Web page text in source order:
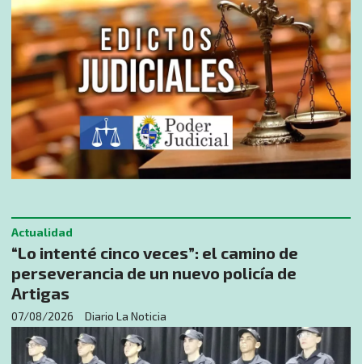
“Lo intenté cinco veces”: el camino de
perseverancia de un nuevo policía de
Artigas
Diario La Noticia
Actualidad
07/08/2026